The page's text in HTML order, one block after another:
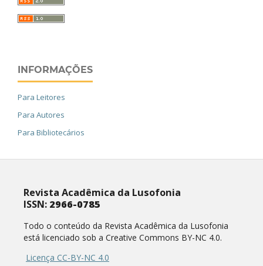
INFORMAÇÕES
Para Leitores
Para Autores
Para Bibliotecários
Revista Acadêmica da Lusofonia
ISSN: 2966-0785
Todo o conteúdo da Revista Acadêmica da Lusofonia
está licenciado sob a Creative Commons BY-NC 4.0.
Licença CC-BY-NC 4.0